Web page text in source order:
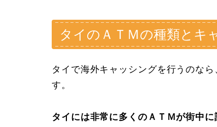
タイのＡＴＭの種類とキ
タイで海外キャッシングを行うのな
す。
タイには非常に多くのＡＴＭが街中に